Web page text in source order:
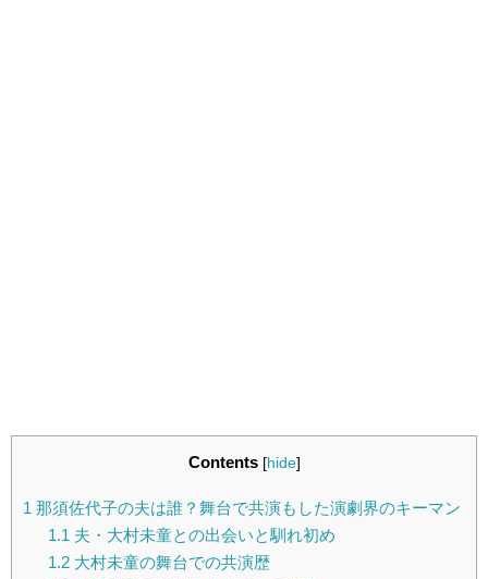
Contents [hide]
1 那須佐代子の夫は誰？舞台で共演もした演劇界のキーマン
1.1 夫・大村未童との出会いと馴れ初め
1.2大村未童の舞台での共演歴